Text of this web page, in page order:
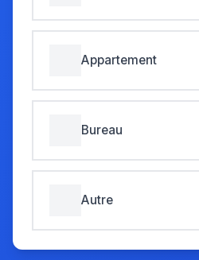
Appartement
Bureau
Autre